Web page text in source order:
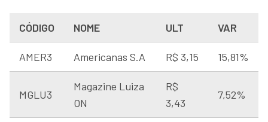
CÓDIGO NOME ULT VAR
AMER3 Americanas S.A R$ 3,15 15,81%
MGLU3
Magazine Luiza
ON
R$
3,43
7,52%